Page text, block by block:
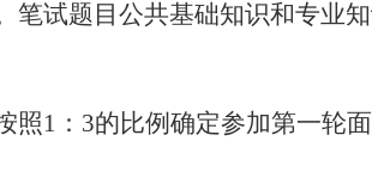
试题目公共基础知识和专业
照1：3的比例确定参加第一轮